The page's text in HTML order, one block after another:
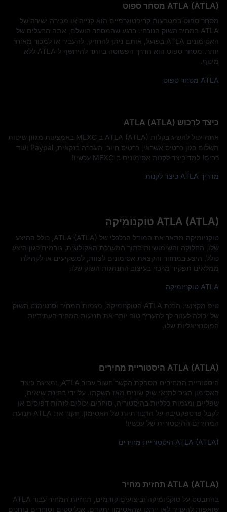
ATLA (ATLA) מסחר ספוט
מסחר ספוט במטבעות קריפטוגרפיים הוא קנייה או מכירה ישירה של
ATLA במחיר השוק הנוכחי. ברגע שהמסחר הושלם, אתה הבעלים של
האסימונים ATLA בפועל, אותם ניתן להחזיק, להעביר או למכור מאוחר
יותר. מסחר ספוט הוא הדרך הפשוטה ביותר להיחשף ל ATLA ללא
מינוף.
ATLA מסחר ספוט
כיצד לרכוש ATLA (ATLA)
אתה יכול להשיג בקלות ATLA (ATLA) ב MEXC באמצעות מגוון שיטות
תשלום כגון כרטיס אשראי, כרטיס חיוב, העברה בנקאית, Paypal ועוד
רבים! למד כיצד לקנות אסימונים ב-MEXC עכשיו!
מדריך ATLA כיצד לקנות
ATLA (ATLA) טוקנומיקה
טוקניומיקה מתאר את המודל הכלכלי של ATLA (ATLA), כולל ההיצע
שלו, החלוקה והשימושיות בתוך המערכת האקולוגית. גורמים כגון היצע
כולל, היצע במחזור והקצאת אסימונים לצוות, למשקיעים או לקהילה
ממלאים תפקיד מרכזי בעיצוב התנהגות השוק שלו.
ATLA טוקניומיקה
טיפ מקצועי: הבנת ATLA הטוקנומיקה, מגמות המחיר וסנטימנט השוק
של יכולה לעזור לך להעריך טוב יותר את תנועות המחיר העתידיות
הפוטנציאליות שלו.
ATLA (ATLA) היסטוריית מחירים
היסטוריית המחירים מספקת הקשר חשוב עבור ATLA, ומציגה כיצד
האסימון הגיב לתנאי שוק שונים מאז השקתו. על ידי בחינת שיאים,
שפליים ומגמות כלליות בהיסטוריה, סוחרים יכולים לזהות דפוסים או
לקבל פרספקטיבה על התנודתיות של האסימון. חקור את ATLA תנועת
המחירים ההיסטורית של עכשיו!
ATLA (ATLA) היסטוריית מחירים
ATLA (ATLA) תחזית מחיר
בהתבסס על טוקניומיקה וביצועים קודמים, תחזיות המחיר עבור ATLA
שואפות להעריך לאן ייתכן שהאסימון יתקדם. אנליסטים וסוחרים בוחנים